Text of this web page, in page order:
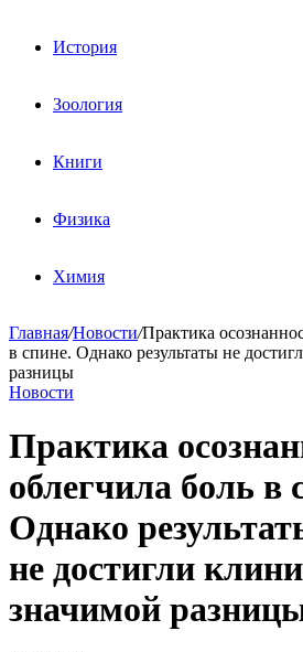
История
Зоология
Книги
Физика
Химия
Главная/Новости/Практика
в спине. Однако результаты не
разницы
Новости
Практика
облегчила боль в
Однако
не достигли
значимой